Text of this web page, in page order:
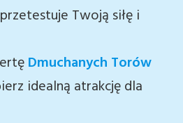
Twoją siłę i
Dmuchanych Torów
idealną atrakcję dla